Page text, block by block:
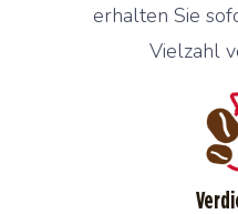
erhalten Sie
Vielzahl